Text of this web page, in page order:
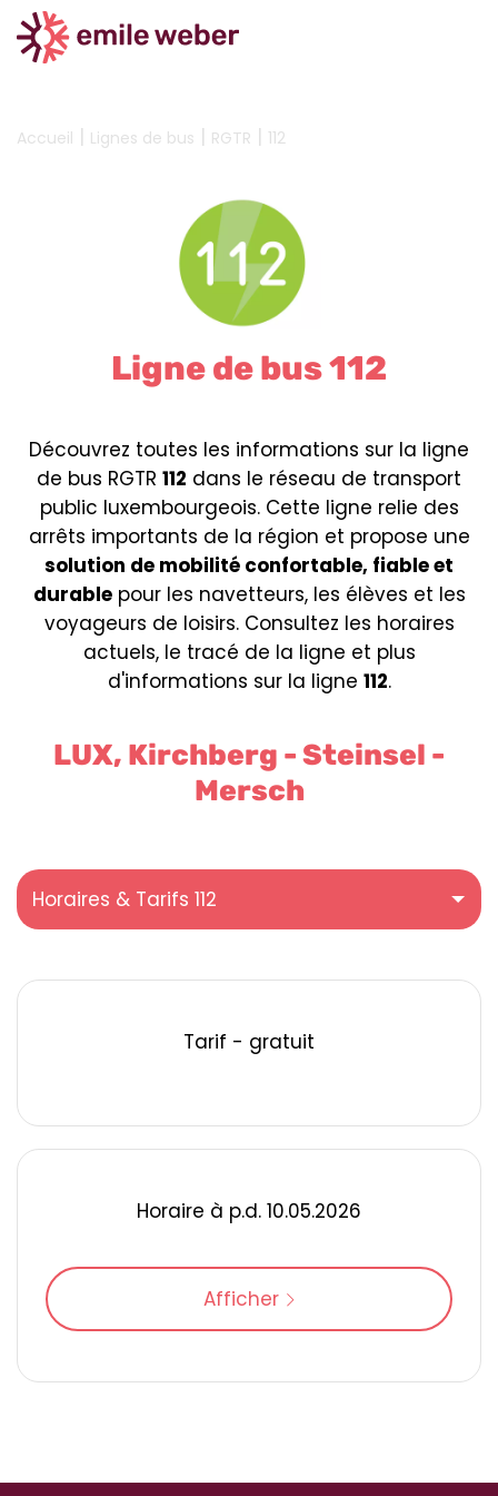
Accueil | Lignes de bus | RGTR | 112
Ligne de bus 112
Découvrez toutes les informations sur la ligne
de bus RGTR 112 dans le réseau de transport
public luxembourgeois. Cette ligne relie des
arrêts importants de la région et propose une
solution de mobilité confortable, fiable et
durablepour les navetteurs, les élèves et les
voyageurs de loisirs. Consultez les horaires
actuels, le tracé de la ligne et plus
d'informations sur la ligne 112.
LUX, Kirchberg - Steinsel -
Mersch
Horaires & Tarifs 112
Tarif - gratuit
Horaire à p.d. 10.05.2026
Afficher